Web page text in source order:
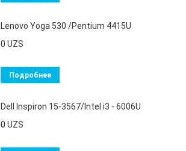
Lenovo Yoga 530 /Pentium 4415U
0 UZS
Подробнее
Dell Inspiron 15-3567/Intel i3 - 6006U
0 UZS